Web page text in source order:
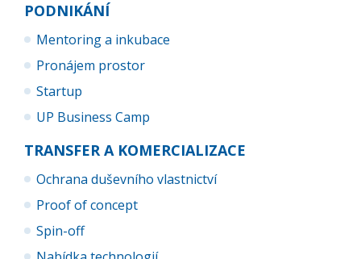
PODNIKÁNÍ
Mentoring a inkubace
Pronájem prostor
Startup
UP Business Camp
TRANSFER A KOMERCIALIZACE
Ochrana duševního vlastnictví
Proof of concept
Spin-off